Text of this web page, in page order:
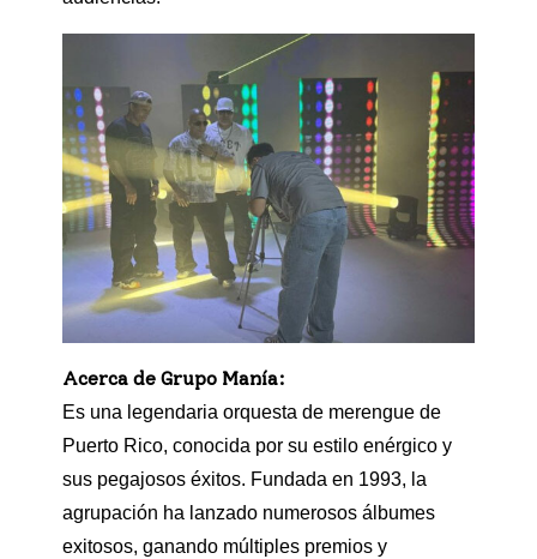
Acerca de Grupo Manía:
Es una legendaria orquesta de merengue de
Puerto Rico, conocida por su estilo enérgico y
sus pegajosos éxitos. Fundada en 1993, la
agrupación ha lanzado numerosos álbumes
exitosos, ganando múltiples premios y